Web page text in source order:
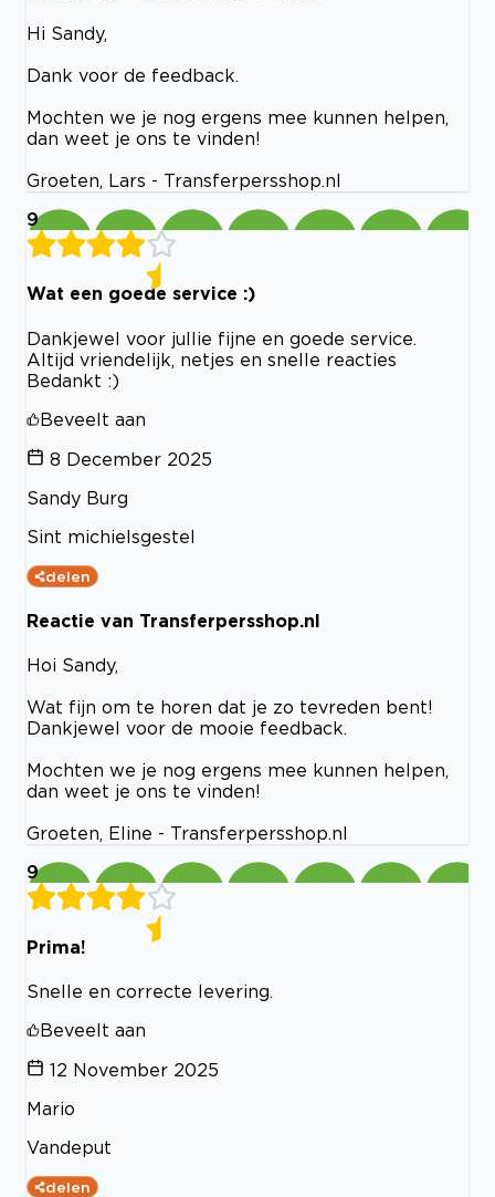
Hi Sandy,
Dank voor de feedback.
Mochten we je nog ergens mee kunnen helpen,
dan weet je ons te vinden!
Groeten, Lars - Transferpersshop.nl
9
Wat een goede service :)
Dankjewel voor jullie fijne en goede service.
Altijd vriendelijk, netjes en snelle reacties
Bedankt :)
Beveelt aan
8 December 2025
Sandy Burg
Sint michielsgestel
delen
Reactie van Transferpersshop.nl
Hoi Sandy,
Wat fijn om te horen dat je zo tevreden bent!
Dankjewel voor de mooie feedback.
Mochten we je nog ergens mee kunnen helpen,
dan weet je ons te vinden!
Groeten, Eline - Transferpersshop.nl
9
Prima!
Snelle en correcte levering.
Beveelt aan
12 November 2025
Mario
Vandeput
delen